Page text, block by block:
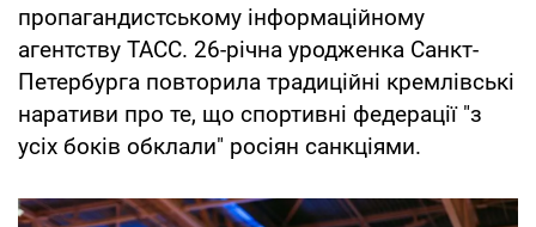
пропагандистському інформаційному
агентству ТАСС. 26-річна уродженка Санкт-
Петербурга повторила традиційні кремлівські
наративи про те, що спортивні федерації "з
усіх боків обклали" росіян санкціями.